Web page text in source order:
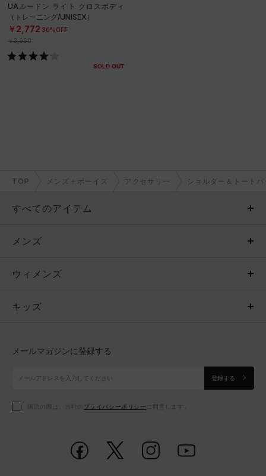
UAルードン ライト クロスボディ
（トレーニング/UNISEX）
￥2,772 30%OFF
￥3,960
SOLD OUT
TOP メンズ＋ボーイズ アクセサリー ショルダー＆トートバ
すべてのアイテム
メンズ
ウィメンズ
キッズ
アクセサリー
メンズ
トップス
ボトムス
アクセサリー
ウィメンズ
トップス
シューズ
アクセサリー
キッズ
シューズ
メールマガジンに登録する
登録する
購読の際は、当社の プライバシーポリシー に同意します。